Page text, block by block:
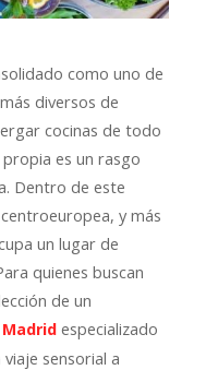
como uno de
diversos de
cocinas de todo
es un rasgo
Dentro de este
y más
un lugar de
quienes buscan
de un
especializado
sensorial a